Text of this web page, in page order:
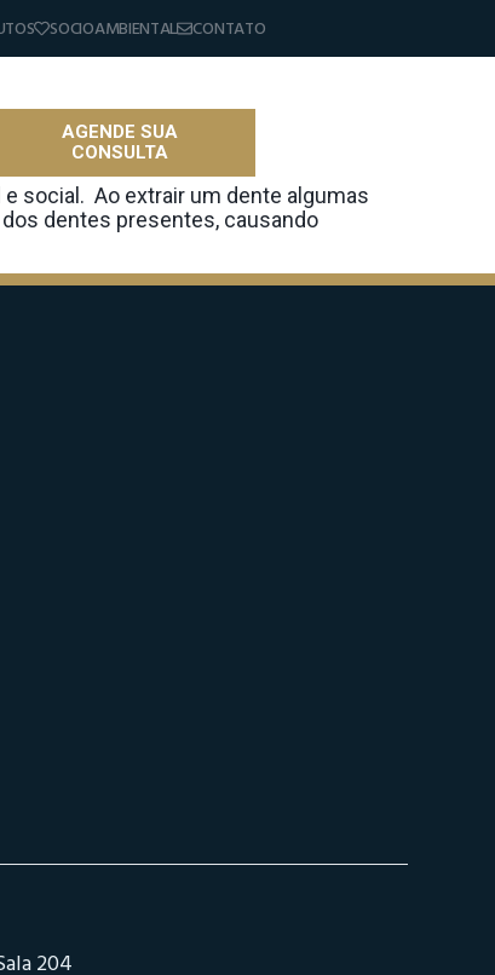
SOCIOAMBIENTAL CONTATO
AGENDE SUA
CONSULTA
social. Ao extrair um dente algumas
dentes presentes, causando
204